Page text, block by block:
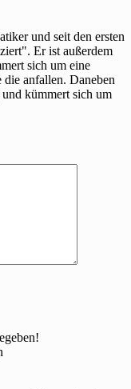
und seit den ersten
Er ist außerdem
sich um eine
anfallen. Daneben
kümmert sich um